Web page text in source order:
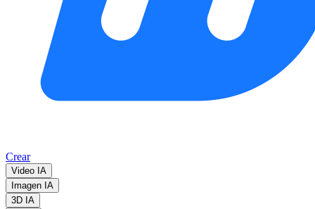
Crear
Video IA
Imagen IA
3D IA